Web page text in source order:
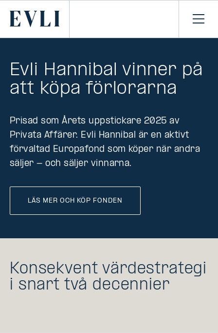
Primary
Evli Hannibal vinner på
att köpa förlorarna
Prisad som Årets uppstickare 2025 av
Privata Affärer. Evli Hannibal är en aktivt
förvaltad Europafond som köper när andra
säljer - och säljer vinnarna.
LÄS MER OCH KÖP FONDEN
Konsekvent värdestrategi
i snart två decennier